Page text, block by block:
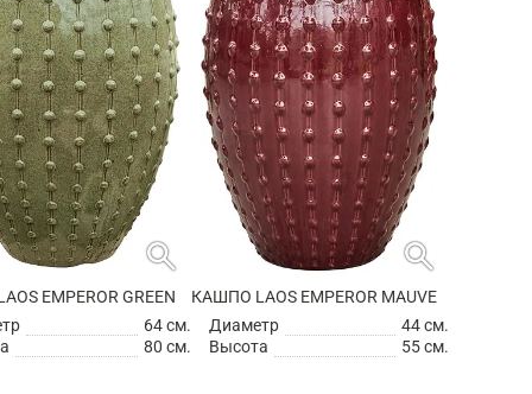
search
EMPEROR GREEN
64 см.
80 см.
search
КАШПО LAOS EMPEROR MAUVE
Диаметр
44 см.
Высота
55 см.